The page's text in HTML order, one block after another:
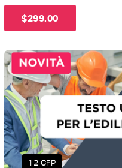
$299.00
12 CFP